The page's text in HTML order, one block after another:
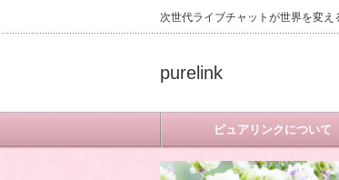
次世代ライブチャットが世界を変
purelink
ピュアリンクについて